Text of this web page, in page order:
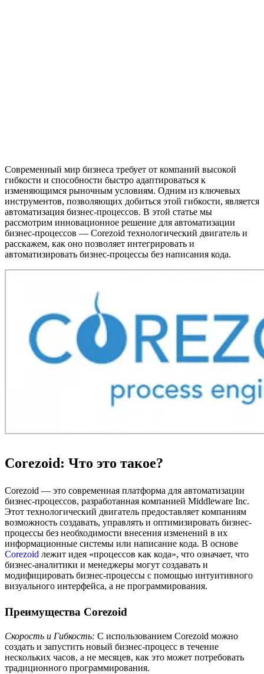
Современный мир бизнеса требует от компаний высокой
гибкости и способности быстро адаптироваться к
изменяющимся рыночным условиям. Одним из ключевых
инструментов, позволяющих добиться этой гибкости, является
автоматизация бизнес-процессов. В этой статье мы
рассмотрим инновационное решение для автоматизации
бизнес-процессов — Corezoid технологический двигатель и
расскажем, как оно позволяет интегрировать и
автоматизировать бизнес-процессы без написания кода.
Corezoid: Что это такое?
Corezoid — это современная платформа для автоматизации
бизнес-процессов, разработанная компанией Middleware Inc.
Этот технологический двигатель предоставляет компаниям
возможность создавать, управлять и оптимизировать бизнес-
процессы без необходимости внесения изменений в их
информационные системы или написание кода. В основе
Corezoid лежит идея «процессов как кода», что означает, что
бизнес-аналитики и менеджеры могут создавать и
модифицировать бизнес-процессы с помощью интуитивного
визуального интерфейса, а не программирования.
Преимущества Corezoid
Скорость и Гибкость: С использованием Corezoid можно
создать и запустить новый бизнес-процесс в течение
нескольких часов, а не месяцев, как это может потребовать
традиционного программирования.